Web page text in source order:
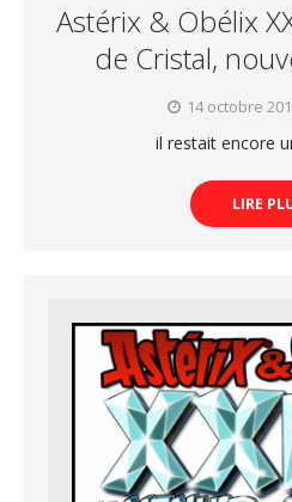
Astérix & Obélix
de Cristal,
14 octobre
il restait encore
LIRE